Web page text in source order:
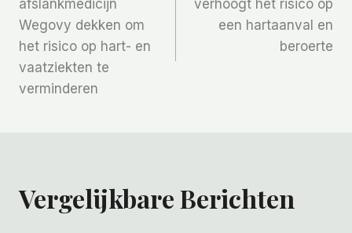
afslankmedicijn
Wegovy dekken om
het risico op hart- en
vaatziekten te
verminderen
verhoogt het risico op
een hartaanval en
beroerte
Vergelijkbare Berichten